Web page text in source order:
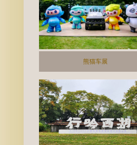
熊猫车展